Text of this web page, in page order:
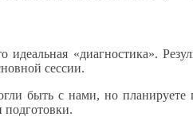
«диагностика».
сессии.
быть с нами, но планируете
подготовки.